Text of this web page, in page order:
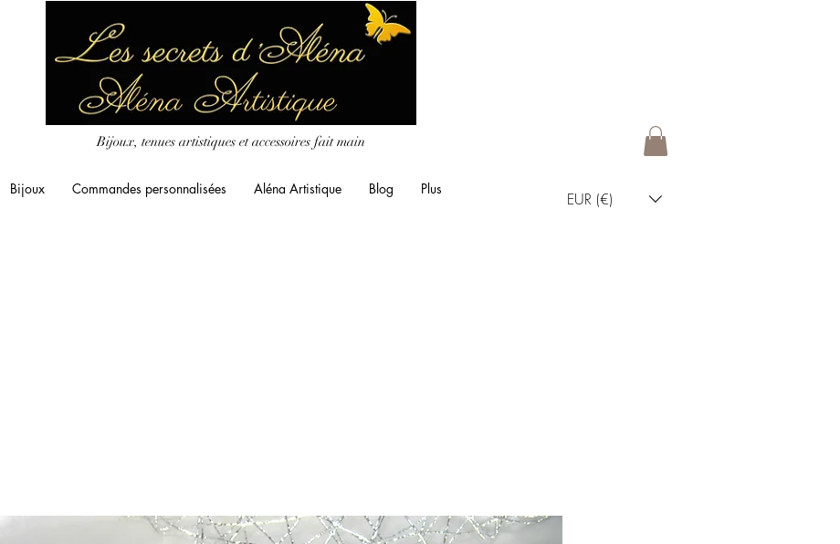
Bijoux, tenues artistiques et accessoires fait main
Bijoux Commandes personnalisées Aléna Artistique Blog Plus EUR (€)